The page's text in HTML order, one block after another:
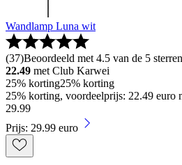
Wandlamp Luna wit
(37)Beoordeeld met 4.5 van de 5
22.49 met Club Karwei
25% korting25% korting
25% korting, voordeelprijs: 22.49 euro
29.99
Prijs: 29.99 euro